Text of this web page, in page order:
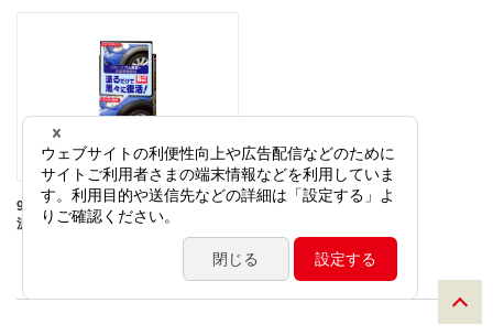
99工房モドシ隊 ゴム＆未塗装樹脂光
沢復活剤